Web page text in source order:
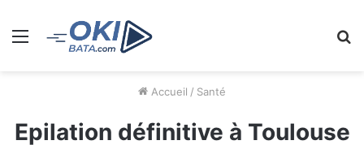
Menu
Accueil / Santé
Epilation définitive à Toulouse